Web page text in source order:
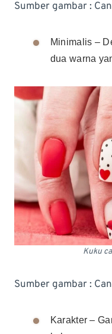
Sumber gambar :
Minimalis –
dua warna
Kuku
Sumber gambar :
Karakter –